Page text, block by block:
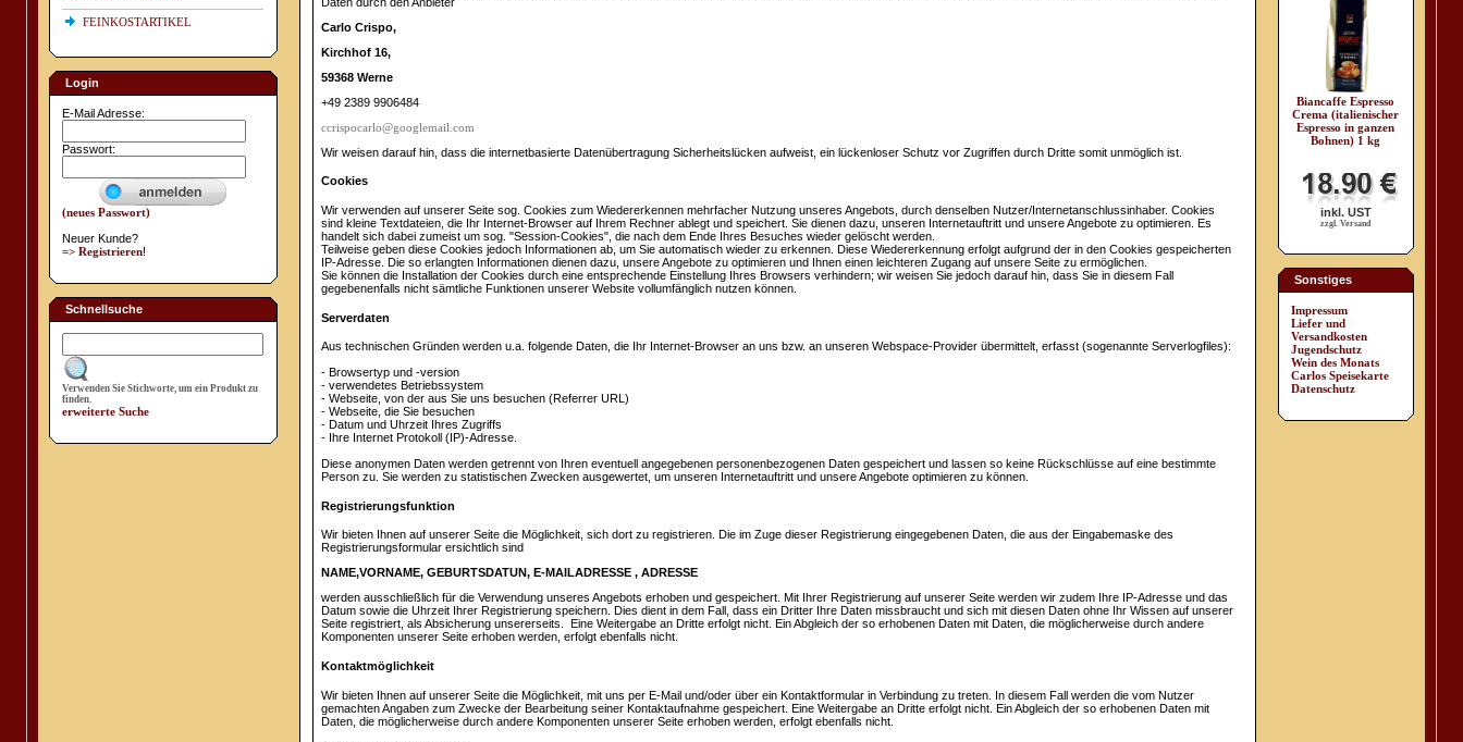
FEINKOSTARTIKEL
Login
E-Mail Adresse:
Passwort:
(neues Passwort)
Neuer Kunde?
=> Registrieren!
Schnellsuche
Verwenden Sie Stichworte, um ein Produkt zu
finden.
erweiterte Suche
Carlo Crispo,
Kirchhof 16,
59368 Werne
+49 2389 9906484
ccrispocarlo@googlemail.com
Wir weisen darauf hin, dass die internetbasierte Datenübertragung Sicherheitslücken aufweist, ein lückenloser Schutz vor Zugriffen durch Dritte somit unmöglich ist.
Cookies
Wir verwenden auf unserer Seite sog. Cookies zum Wiedererkennen mehrfacher Nutzung unseres Angebots, durch denselben Nutzer/Internetanschlussinhaber. Cookies
sind kleine Textdateien, die Ihr Internet-Browser auf Ihrem Rechner ablegt und speichert. Sie dienen dazu, unseren Internetauftritt und unsere Angebote zu optimieren. Es
handelt sich dabei zumeist um sog. "Session-Cookies", die nach dem Ende Ihres Besuches wieder gelöscht werden.
Teilweise geben diese Cookies jedoch Informationen ab, um Sie automatisch wieder zu erkennen. Diese Wiedererkennung erfolgt aufgrund der in den Cookies gespeicherten
IP-Adresse. Die so erlangten Informationen dienen dazu, unsere Angebote zu optimieren und Ihnen einen leichteren Zugang auf unsere Seite zu ermöglichen.
Sie können die Installation der Cookies durch eine entsprechende Einstellung Ihres Browsers verhindern; wir weisen Sie jedoch darauf hin, dass Sie in diesem Fall
gegebenenfalls nicht sämtliche Funktionen unserer Website vollumfänglich nutzen können.
Serverdaten
Aus technischen Gründen werden u.a. folgende Daten, die Ihr Internet-Browser an uns bzw. an unseren Webspace-Provider übermittelt, erfasst (sogenannte Serverlogfiles):
- Browsertyp und -version
- verwendetes Betriebssystem
- Webseite, von der aus Sie uns besuchen (Referrer URL)
- Webseite, die Sie besuchen
- Datum und Uhrzeit Ihres Zugriffs
- Ihre Internet Protokoll (IP)-Adresse.
Diese anonymen Daten werden getrennt von Ihren eventuell angegebenen personenbezogenen Daten gespeichert und lassen so keine Rückschlüsse auf eine bestimmte
Person zu. Sie werden zu statistischen Zwecken ausgewertet, um unseren Internetauftritt und unsere Angebote optimieren zu können.
Registrierungsfunktion
Wir bieten Ihnen auf unserer Seite die Möglichkeit, sich dort zu registrieren. Die im Zuge dieser Registrierung eingegebenen Daten, die aus der Eingabemaske des
Registrierungsformular ersichtlich sind
NAME,VORNAME, GEBURTSDATUN, E-MAILADRESSE , ADRESSE
werden ausschließlich für die Verwendung unseres Angebots erhoben und gespeichert. Mit Ihrer Registrierung auf unserer Seite werden wir zudem Ihre IP-Adresse und das
Datum sowie die Uhrzeit Ihrer Registrierung speichern. Dies dient in dem Fall, dass ein Dritter Ihre Daten missbraucht und sich mit diesen Daten ohne Ihr Wissen auf unserer
Seite registriert, als Absicherung unsererseits. Eine Weitergabe an Dritte erfolgt nicht. Ein Abgleich der so erhobenen Daten mit Daten, die möglicherweise durch andere
Komponenten unserer Seite erhoben werden, erfolgt ebenfalls nicht.
Kontaktmöglichkeit
Wir bieten Ihnen auf unserer Seite die Möglichkeit, mit uns per E-Mail und/oder über ein Kontaktformular in Verbindung zu treten. In diesem Fall werden die vom Nutzer
gemachten Angaben zum Zwecke der Bearbeitung seiner Kontaktaufnahme gespeichert. Eine Weitergabe an Dritte erfolgt nicht. Ein Abgleich der so erhobenen Daten mit
Daten, die möglicherweise durch andere Komponenten unserer Seite erhoben werden, erfolgt ebenfalls nicht.
Biancaffe Espresso
Crema (italienischer
Espresso in ganzen
Bohnen) 1 kg
inkl. UST
zzgl. Versand
Sonstiges
Impressum
Liefer und
Versandkosten
Jugendschutz
Wein des Monats
Carlos Speisekarte
Datenschutz